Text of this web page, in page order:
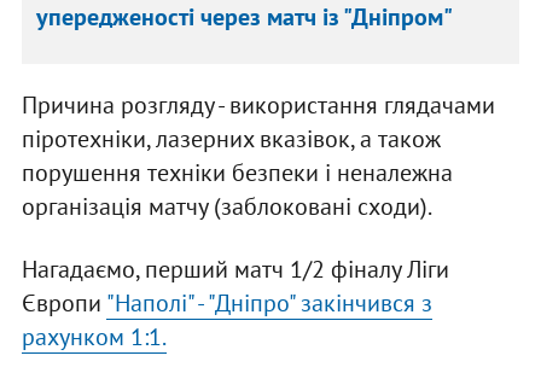
упередженості через матч із "Дніпром"
Причина розгляду - використання глядачами
піротехніки, лазерних вказівок, а також
порушення техніки безпеки і неналежна
організація матчу (заблоковані сходи).
Нагадаємо, перший матч 1/2 фіналу Ліги
Європи "Наполі" - "Дніпро" закінчився з
рахунком 1:1.